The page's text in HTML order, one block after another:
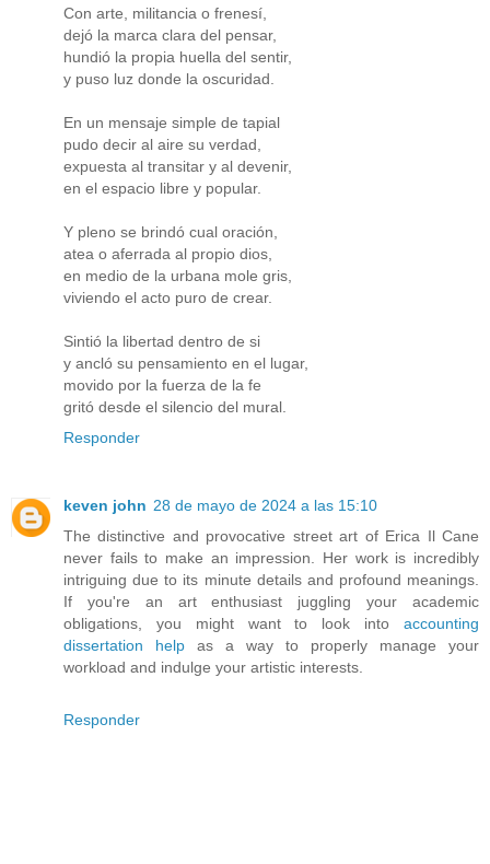
Con arte, militancia o frenesí,
dejó la marca clara del pensar,
hundió la propia huella del sentir,
y puso luz donde la oscuridad.
En un mensaje simple de tapial
pudo decir al aire su verdad,
expuesta al transitar y al devenir,
en el espacio libre y popular.
Y pleno se brindó cual oración,
atea o aferrada al propio dios,
en medio de la urbana mole gris,
viviendo el acto puro de crear.
Sintió la libertad dentro de si
y ancló su pensamiento en el lugar,
movido por la fuerza de la fe
gritó desde el silencio del mural.
Responder
keven john 28 de mayo de 2024 a las 15:10
The distinctive and provocative street art of Erica Il Cane
never fails to make an impression. Her work is incredibly
intriguing due to its minute details and profound meanings.
If you're an art enthusiast juggling your academic
obligations, you might want to look into accounting
dissertation help as a way to properly manage your
workload and indulge your artistic interests.
Responder